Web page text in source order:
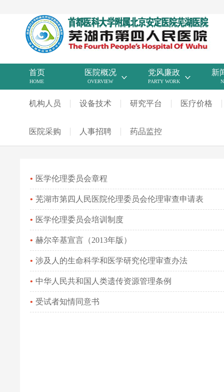
首页
HOME
医院概况
OVERVIEW
党风廉政
PARTY WORK
新
机构人员 设备技术 研究平台 医疗价格
医院采购 人事招聘 药品监控
医学伦理委员会章程
芜湖市第四人民医院伦理委员会伦理审查申请表
医学伦理委员会培训制度
赫尔辛基宣言（2013年版）
涉及人的生命科学和医学研究伦理审查办法
中华人民共和国人类遗传资源管理条例
受试者知情同意书